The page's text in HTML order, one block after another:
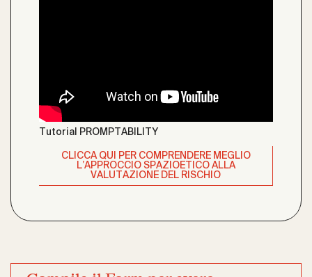
Tutorial PROMPTABILITY
CLICCA QUI PER COMPRENDERE MEGLIO
L’APPROCCIO SPAZIOETICO ALLA
VALUTAZIONE DEL RISCHIO